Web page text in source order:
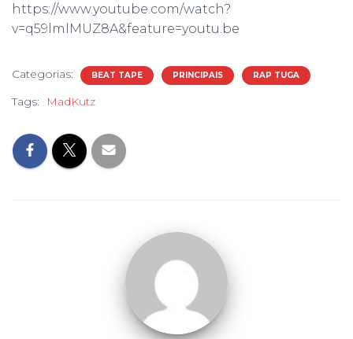
https://www.youtube.com/watch?
v=q59lmlMUZ8A&feature=youtu.be
Categorias: BEAT TAPE PRINCIPAIS RAP TUGA
Tags: MadKutz